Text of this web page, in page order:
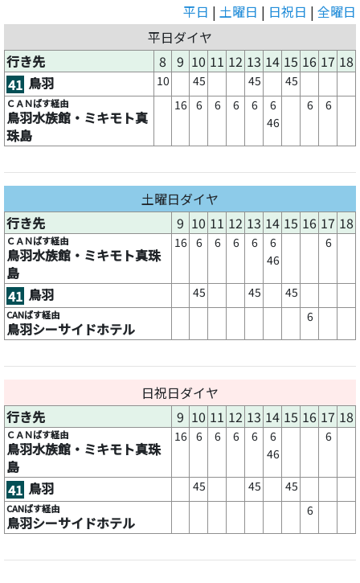
平日 | 土曜日 | 日祝日 | 全曜日
平日ダイヤ
行き先
8 9 10 11 12 13 14 15 16 17 18
41 鳥羽 10 45 45 45
ＣＡＮばす経由
鳥羽水族館・ミキモト真
珠島
16 6 6 6 6
6
46
6 6
土曜日ダイヤ
行き先
9 10 11 12 13 14 15 16 17 18
ＣＡＮばす経由
鳥羽水族館・ミキモト真珠
島
16 6 6 6 6
6
46
6
41 鳥羽 45 45 45
CANばす経由
鳥羽シーサイドホテル
6
日祝日ダイヤ
行き先
9 10 11 12 13 14 15 16 17 18
ＣＡＮばす経由
鳥羽水族館・ミキモト真珠
島
16 6 6 6 6
6
46
6
41 鳥羽 45 45 45
CANばす経由
鳥羽シーサイドホテル
6